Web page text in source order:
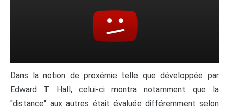
Dans la notion de proxémie telle que développée par
Edward T. Hall, celui-ci montra notamment que la
"distance" aux autres était évaluée différemment selon